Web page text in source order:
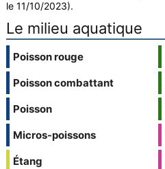
le 11/10/2023).
Le milieu aquatique
Poisson rouge
Poisson combattant
Poisson
Micros-poissons
Étang